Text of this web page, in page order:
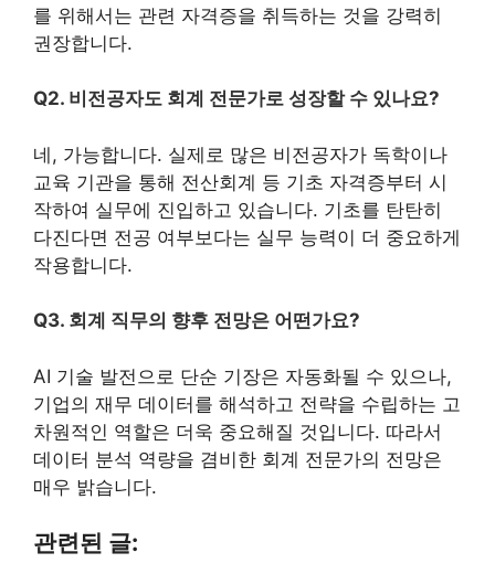
를 위해서는 관련 자격증을 취득하는 것을 강력히
권장합니다.
Q2. 비전공자도 회계 전문가로 성장할 수 있나요?
네, 가능합니다. 실제로 많은 비전공자가 독학이나
교육 기관을 통해 전산회계 등 기초 자격증부터 시
작하여 실무에 진입하고 있습니다. 기초를 탄탄히
다진다면 전공 여부보다는 실무 능력이 더 중요하게
작용합니다.
Q3. 회계 직무의 향후 전망은 어떤가요?
AI 기술 발전으로 단순 기장은 자동화될 수 있으나,
기업의 재무 데이터를 해석하고 전략을 수립하는 고
차원적인 역할은 더욱 중요해질 것입니다. 따라서
데이터 분석 역량을 겸비한 회계 전문가의 전망은
매우 밝습니다.
관련된 글: